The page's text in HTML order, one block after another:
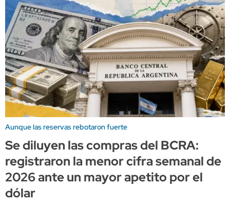
Aunque las reservas rebotaron fuerte
Se diluyen las compras del BCRA:
registraron la menor cifra semanal de
2026 ante un mayor apetito por el
dólar